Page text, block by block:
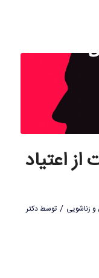
اعتیاد
زناشویی / توسطدکتر